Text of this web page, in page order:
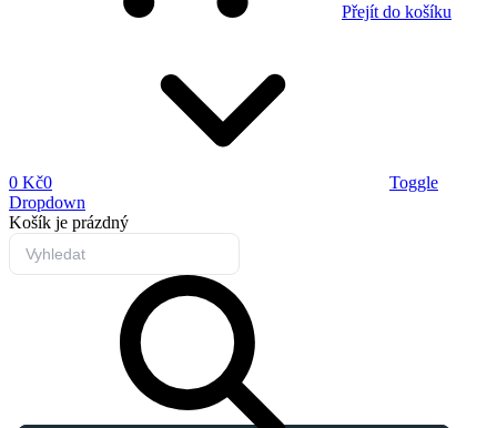
Přejít do košíku
0 Kč0
Toggle
Dropdown
Košík je prázdný